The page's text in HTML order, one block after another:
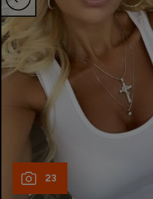
Gimnastică
Auto
Rugby
Ciclism
Alte sporturi
23